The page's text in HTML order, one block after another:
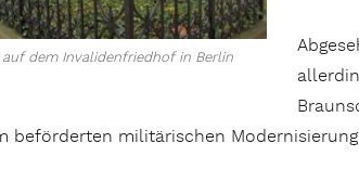
auf dem Invalidenfriedhof in Berlin
beförderten militärischen